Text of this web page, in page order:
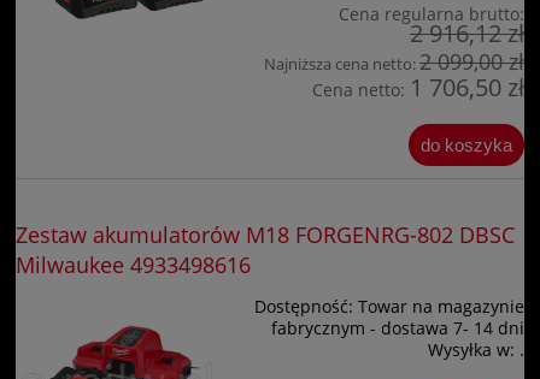
Cena regularna brutto:
2 916,12 zł
Najniższa cena netto:2 099,00 zł
Cena netto: 1 706,50 zł
do koszyka
Zestaw akumulatorów M18 FORGENRG-802 DBSC
Milwaukee 4933498616
Dostępność: Towar na magazynie
fabrycznym - dostawa 7- 14 dni
Wysyłka w: .